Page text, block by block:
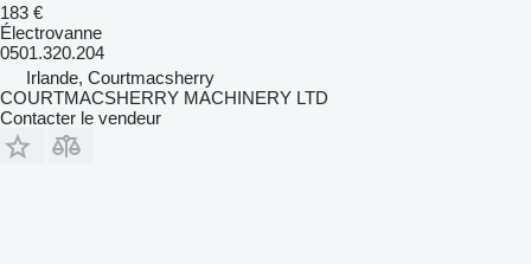
183 €
Électrovanne
0501.320.204
Irlande, Courtmacsherry
COURTMACSHERRY MACHINERY LTD
Contacter le vendeur